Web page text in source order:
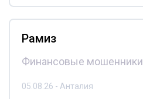
Рамиз
Финансовые мошенники
05.08.26 - Анталия